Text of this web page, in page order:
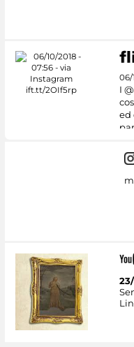
06/
I
ed